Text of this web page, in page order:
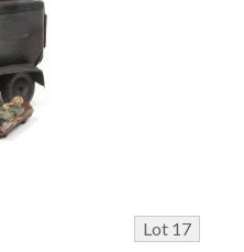
Lot 17